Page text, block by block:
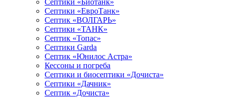
Септики «Биотанк»
Септики «ЕвроТанк»
Септик «ВОЛГАРЬ»
Септики «ТАНК»
Септик «Топас»
Септики Garda
Септик «Юнилос Астра»
Кессоны и погреба
Cептики и биосептики «Дочиста»
Септики «Дачник»
Септик «Дочиста»